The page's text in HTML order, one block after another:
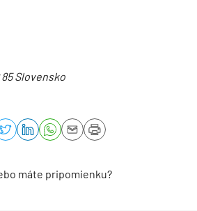
Slovensko
máte pripomienku?